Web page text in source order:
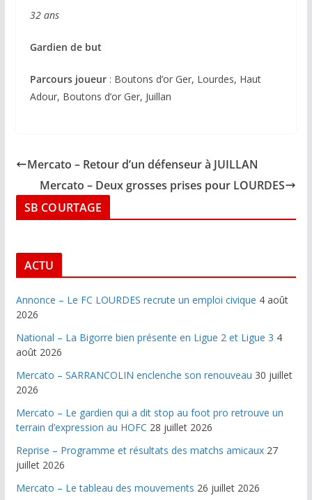
32 ans
Gardien de but
Parcours joueur: Boutons d’or Ger, Lourdes, Haut
Adour, Boutons d’or Ger, Juillan
Mercato – Retour d’un défenseur à JUILLAN
Mercato – Deux grosses prises pour LOURDES
SB COURTAGE
ACTU
Annonce – Le FC LOURDES recrute un emploi civique 4 août
2026
National – La Bigorre bien présente en Ligue 2 et Ligue 3 4
août 2026
Mercato – SARRANCOLIN enclenche son renouveau 30 juillet
2026
Mercato – Le gardien qui a dit stop au foot pro retrouve un
terrain d’expression au HOFC 28 juillet 2026
Reprise – Programme et résultats des matchs amicaux 27
juillet 2026
Mercato – Le tableau des mouvements 26 juillet 2026